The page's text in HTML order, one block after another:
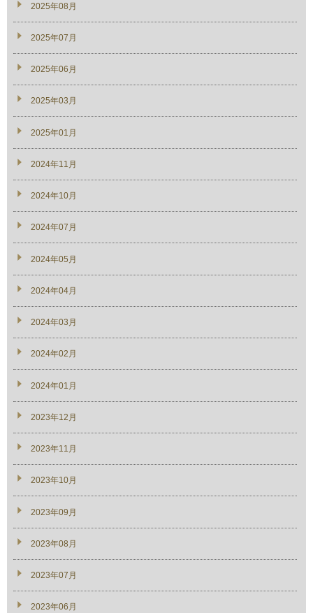
2025年08月
2025年07月
2025年06月
2025年03月
2025年01月
2024年11月
2024年10月
2024年07月
2024年05月
2024年04月
2024年03月
2024年02月
2024年01月
2023年12月
2023年11月
2023年10月
2023年09月
2023年08月
2023年07月
2023年06月